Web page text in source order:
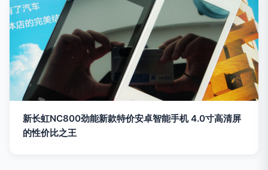
新长虹NC800劲能新款特价安卓智能手机 4.0寸高清屏
的性价比之王